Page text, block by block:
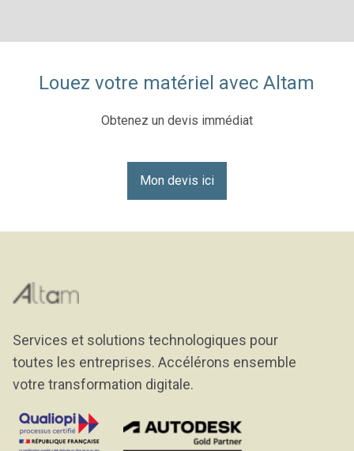
Louez votre matériel avec Altam
Obtenez un devis immédiat
Mon devis ici
Services et solutions technologiques pour
toutes les entreprises. Accélérons ensemble
votre transformation digitale.